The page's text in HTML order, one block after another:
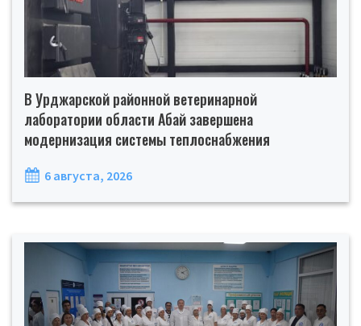
В Урджарской районной ветеринарной
лаборатории области Абай завершена
модернизация системы теплоснабжения
6 августа, 2026